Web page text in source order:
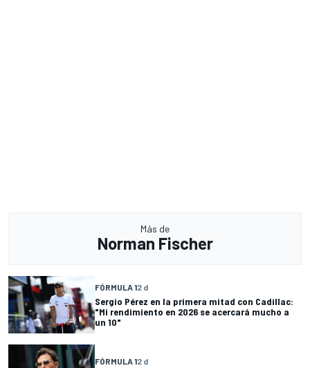
Más de
Norman Fischer
FÓRMULA 12 d
Sergio Pérez en la primera mitad con Cadillac:
"Mi rendimiento en 2026 se acercará mucho a
un 10"
FÓRMULA 12 d